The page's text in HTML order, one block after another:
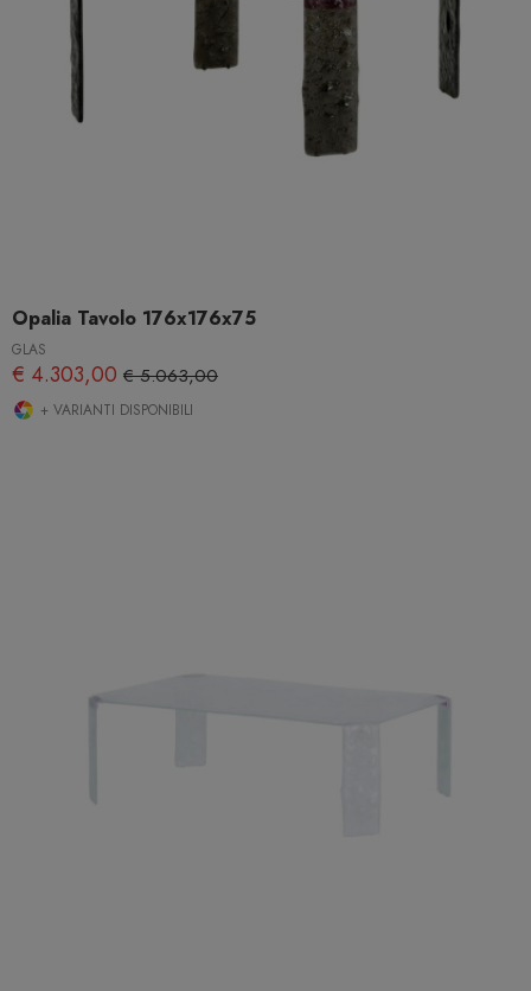
Opalia Tavolo 176x176x75
GLAS
€ 4.303,00 € 5.063,00
+ VARIANTI DISPONIBILI